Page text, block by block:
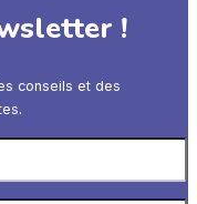
!
conseils et des